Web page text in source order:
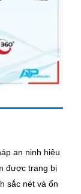
an ninh hiệu
sắc nét và ổn